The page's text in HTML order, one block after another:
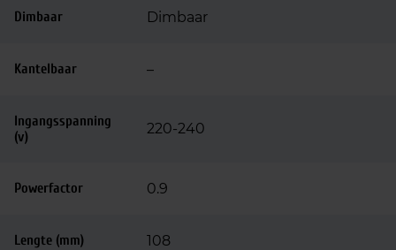
Dimbaar Dimbaar
Kantelbaar –
Ingangsspanning
(v)
220-240
Powerfactor 0.9
Lengte (mm) 108